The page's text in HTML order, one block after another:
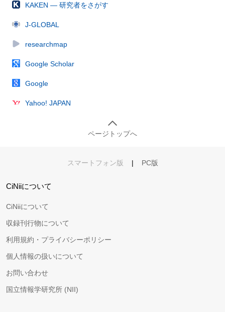
KAKEN — 研究者をさがす
J-GLOBAL
researchmap
Google Scholar
Google
Yahoo! JAPAN
ページトップへ
スマートフォン版 | PC版
CiNiiについて
CiNiiについて
収録刊行物について
利用規約・プライバシーポリシー
個人情報の扱いについて
お問い合わせ
国立情報学研究所 (NII)